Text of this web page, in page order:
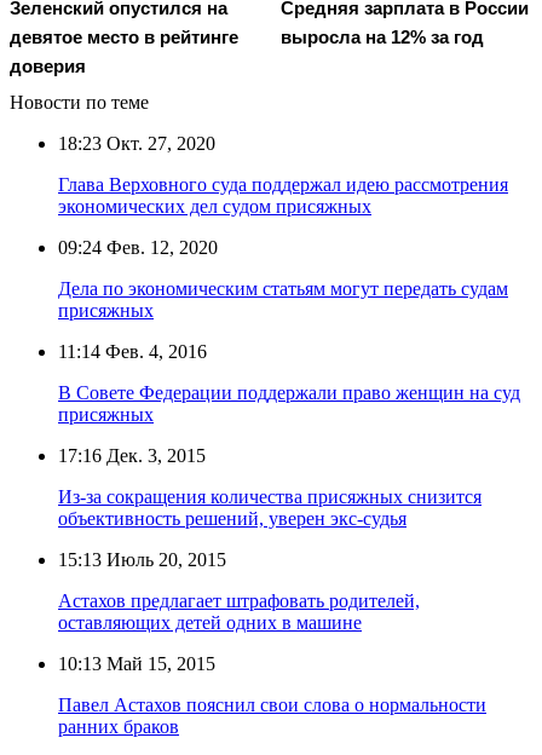
Зеленский опустился на
девятое место в рейтинге
доверия
Средняя зарплата в России
выросла на 12% за год
Новости по теме
18:23 Окт. 27, 2020
Глава Верховного суда поддержал идею рассмотрения
экономических дел судом присяжных
09:24 Фев. 12, 2020
Дела по экономическим статьям могут передать судам
присяжных
11:14 Фев. 4, 2016
В Совете Федерации поддержали право женщин на суд
присяжных
17:16 Дек. 3, 2015
Из-за сокращения количества присяжных снизится
объективность решений, уверен экс-судья
15:13 Июль 20, 2015
Астахов предлагает штрафовать родителей,
оставляющих детей одних в машине
10:13 Май 15, 2015
Павел Астахов пояснил свои слова о нормальности
ранних браков